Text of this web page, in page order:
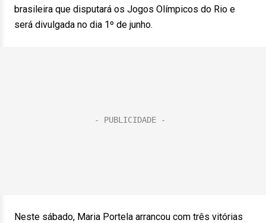
brasileira que disputará os Jogos Olímpicos do Rio e
será divulgada no dia 1º de junho.
Neste sábado, Maria Portela arrancou com três vitórias